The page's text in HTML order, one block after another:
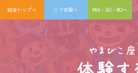
総合トップへ こぐま座へ MA・SO・BOへ